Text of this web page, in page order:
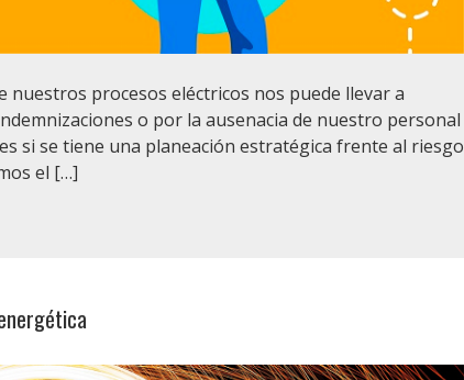
procesos eléctricos nos puede llevar a
o por la ausenacia de nuestro personal
si se tiene una planeación estratégica frente al riesgo
el […]